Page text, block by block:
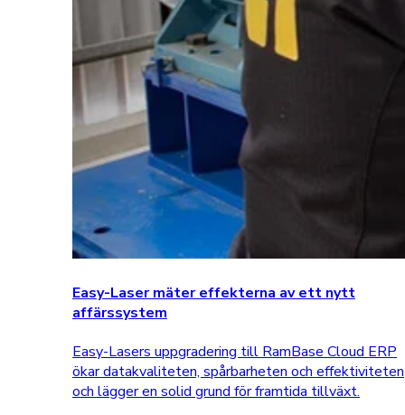
Easy-Laser mäter effekterna av ett nytt
affärssystem
Easy-Lasers uppgradering till RamBase Cloud ERP
ökar datakvaliteten, spårbarheten och effektiviteten
och lägger en solid grund för framtida tillväxt.